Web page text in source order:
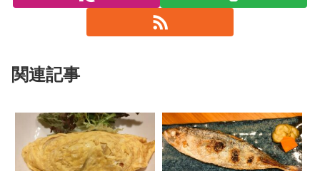
関連記事